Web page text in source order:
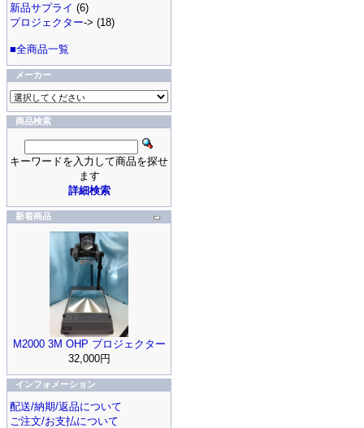
新品サプライ (6)
プロジェクター-> (18)
■全商品一覧
メーカー
商品検索
キーワードを入力して商品を探せ
ます
詳細検索
新着商品
M2000 3M OHP プロジェクター
32,000円
インフォメーション
配送/納期/返品について
ご注文/お支払について